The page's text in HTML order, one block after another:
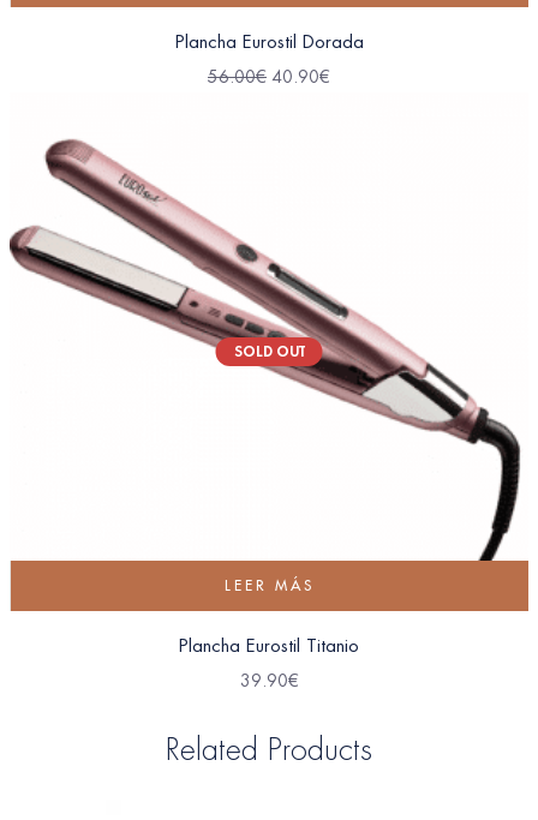
Plancha Eurostil Dorada
56.00€ 40.90€
SOLD OUT
LEER MÁS
Plancha Eurostil Titanio
39.90€
Related Products